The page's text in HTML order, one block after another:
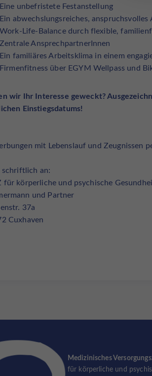
Eine unbefristete Festanstellung
Ein abwechslungsreiches, anspruchsvolles
Work-Life-Balance durch flexible,
Zentrale AnsprechpartnerInnen
Ein familiäres Arbeitsklima in einem
Firmenfitness über EGYM Wellpass und
wir Ihr Interesse geweckt?
Einstiegsdatums!
mit Lebenslauf und Zeugnissen
schriftlich an:
für körperliche und psychische
und Partner
37a
Cuxhaven
Medizinisches
für körperliche und